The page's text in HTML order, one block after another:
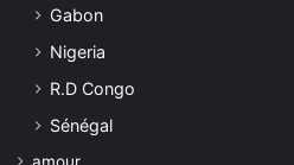
Gabon
Nigeria
R.D Congo
Sénégal